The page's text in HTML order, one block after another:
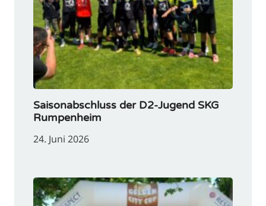
Saisonabschluss der D2-Jugend SKG
Rumpenheim
24. Juni 2026